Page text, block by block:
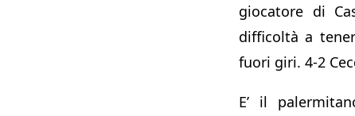
giocatore di
difficoltà a
fuori giri. 4-2
E’ il